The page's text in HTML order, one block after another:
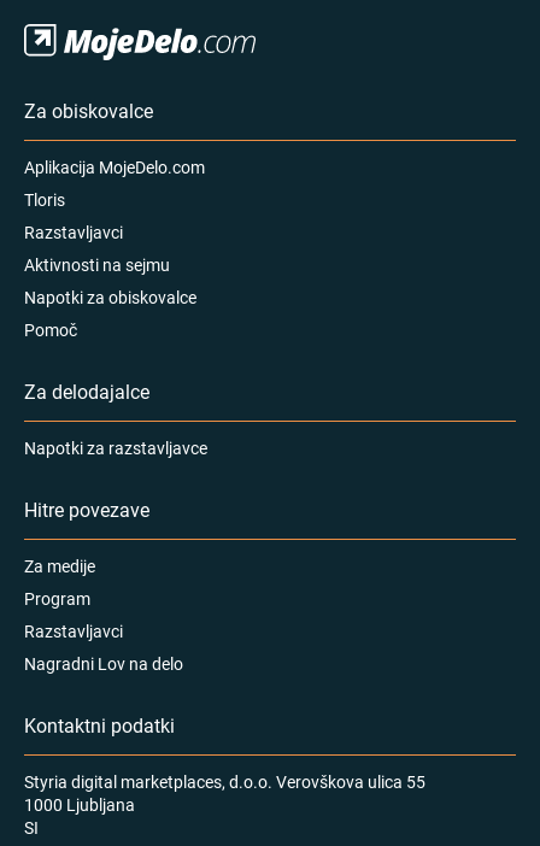
Za obiskovalce
Aplikacija MojeDelo.com
Tloris
Razstavljavci
Aktivnosti na sejmu
Napotki za obiskovalce
Pomoč
Za delodajalce
Napotki za razstavljavce
Hitre povezave
Za medije
Program
Razstavljavci
Nagradni Lov na delo
Kontaktni podatki
Styria digital marketplaces, d.o.o. Verovškova ulica 55
1000 Ljubljana
SI